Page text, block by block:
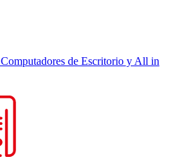
Computadores de Escritorio y All in